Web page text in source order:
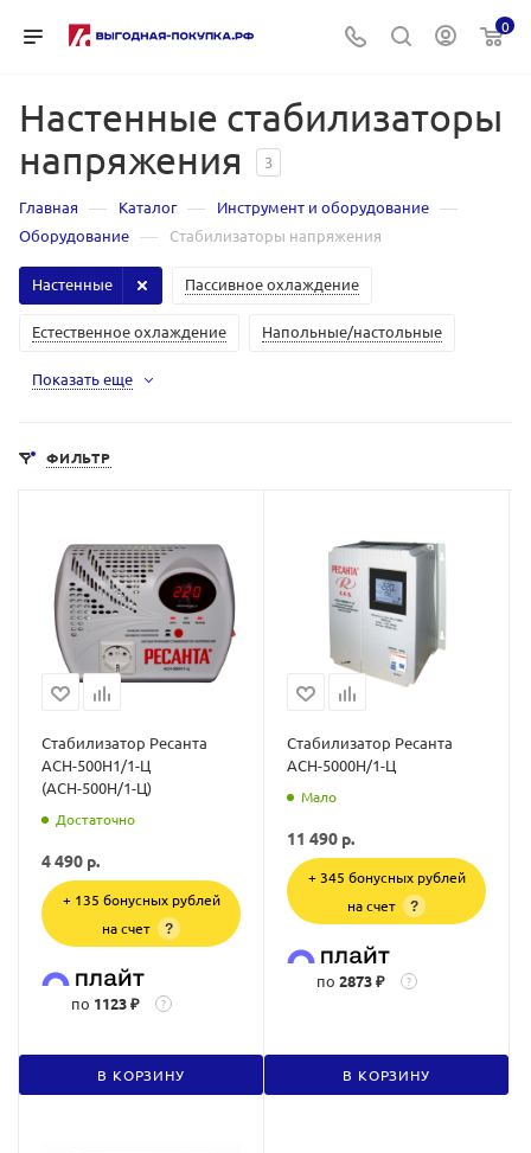
0
Настенные стабилизаторы
напряжения
3
Главная — Каталог — Инструмент и оборудование —
Оборудование — Стабилизаторы напряжения
Пассивное охлаждение
Естественное охлаждение Напольные/настольные
Настенные
Показать еще
ФИЛЬТР
Стабилизатор Ресанта
АСН-500Н1/1-Ц
(АСН-500Н/1-Ц)
Достаточно
4 490 р.
+ 135 бонусных рублей
на счет
?
по 1123 ₽ ?
В КОРЗИНУ
Стабилизатор Ресанта
АСН-5000Н/1-Ц
Мало
11 490 р.
+ 345 бонусных рублей
на счет
?
по 2873 ₽ ?
В КОРЗИНУ